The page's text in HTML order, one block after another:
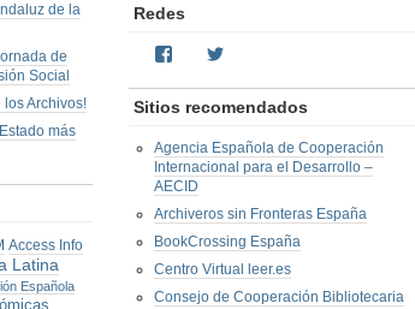
de la
de
Social
los Archivos!
más
Access Info
Latina
Española
Redes
Facebook
Sitios recomendados
Agencia Española de Cooperación
Internacional para el Desarrollo –
AECID
Archiveros sin Fronteras España
BookCrossing España
Centro Virtual leer.es
Consejo de Cooperación Bibliotecaria